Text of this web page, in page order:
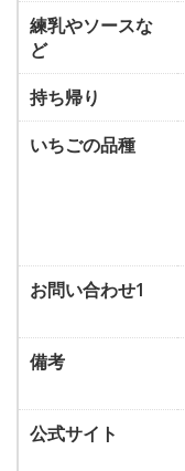
練乳やソースな
ど
持ち帰り
いちごの品種
お問い合わせ1
備考
公式サイト